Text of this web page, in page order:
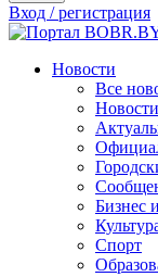
Вход / регистрация
Новости
Все
Бизнес
Спорт